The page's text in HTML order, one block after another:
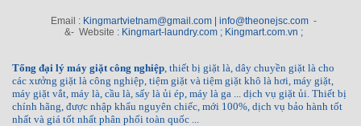
Email : Kingmartvietnam@gmail.com | info@theonejsc.com -
&- Website : Kingmart-laundry.com ; Kingmart.com.vn ;
Tổng đại lý máy giặt công nghiệp, thiết bị giặt là, dây chuyền giặt là cho
các xưởng giặt là công nghiệp, tiệm giặt và tiệm giặt khô là hơi, máy giặt,
máy giặt vắt, máy là, cầu là, sấy là ủi ép, máy là ga ... dịch vụ giặt ủi. Thiết bị
chính hãng, được nhập khẩu nguyên chiếc, mới 100%, dịch vụ bảo hành tốt
nhất và giá tốt nhất phân phối toàn quốc ...